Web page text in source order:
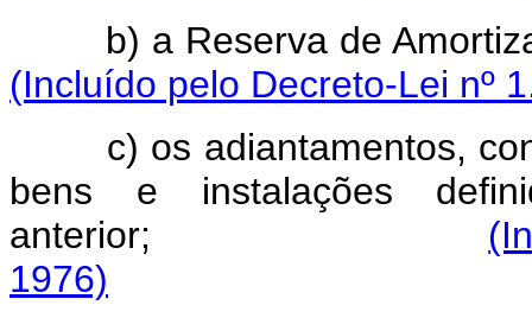
b) a Reserva
(Incluído pelo Decreto-Lei nº
c) os adiantamentos,
bens e instalações
anterior;
1976)